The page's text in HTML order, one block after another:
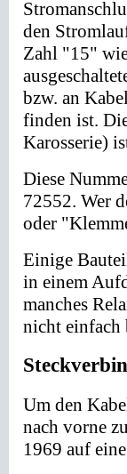
den
Zahl "15"
bzw. an
finden ist.
Karosserie)
Diese
72552. Wer
oder
Einige
in einem
manches
nicht einfach
Um den
nach vorne
1969 auf